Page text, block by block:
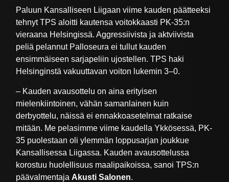
Paluun Kansalliseen Liigaan viime kauden päätteeksi
tehnyt TPS aloitti kautensa voitokkaasti PK-35:n
vieraana Helsingissä. Aggressiivista ja aktviivista
peliä pelannut Palloseura ei tullut kauden
ensimmäiseen sarjapeliin ujostellen. TPS haki
Helsinginstä vakuuttavan voiton lukemin 3–0.
– Kauden avausottelu on aina erityisen
mielenkiintoinen, vähän samanlainen kuin
derbyottelu, näissä ei ennakkoasetelmat ratkaise
mitään. Me pelasimme viime kaudella Ykkösessä, PK-
35 puolestaan oli ylemmän loppusarjan joukkue
Kansallisessa Liigassa. Kauden avausottelussa
korostuu huolellisuus maalipaikoissa, sanoi TPS:n
päävalmentaja Akusti Salonen.